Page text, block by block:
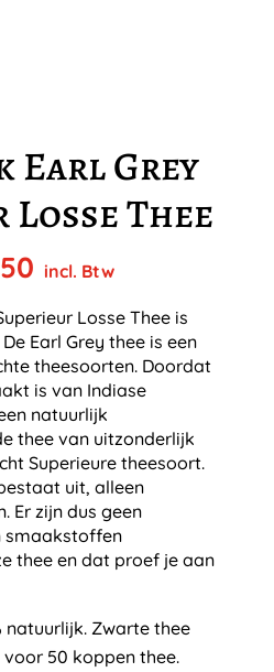
Earl Grey
Thee
Prijsklasse:
€ 7,63
tot
€ 12,50
incl. Btw
Losse Thee is
Earl Grey thee is een
theesoorten. Doordat
is van Indiase
natuurlijk
thee van uitzonderlijk
Superieure theesoort.
uit, alleen
Er zijn dus geen
smaakstoffen
thee en dat proef je aan
natuurlijk. Zwarte thee
50 koppen thee.